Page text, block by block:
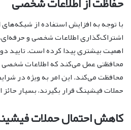
با توجه به افزایش استفاده از شبکه‌های
اشتراک‌گذاری اطلاعات شخصی و
اهمیت بیشتری پیدا کرده است. تایید
محافظتی عمل می‌کند که اطلاعات
محافظت می‌کند. این امر به ویژه در
حملات فیشینگ قرار بگیرند، بسیار
کاهش احتمال حملات